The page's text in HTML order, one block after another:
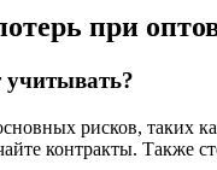
при
учитывать?
рисков, таких
контракты. Также